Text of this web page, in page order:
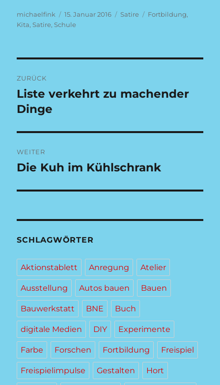
Autor
michaelfink
Veröffentlicht
am
15. Januar 2016 Kategorien
Satire Schlagwörter
Fortbildung,
Kita,Satire,Schule
ZURÜCK
Vorheriger
Beitrag:
Liste verkehrt zu machender
Dinge
WEITER
Nächster
Die Kuh im Kühlschrank
SCHLAGWÖRTER
Aktionstablett Anregung Atelier
Ausstellung Autos bauen Bauen
Bauwerkstatt BNE Buch
digitale Medien DIY Experimente
Farbe Forschen Fortbildung Freispiel
Freispielimpulse Gestalten Hort